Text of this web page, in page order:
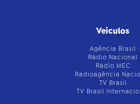
Veículos
Agência Brasil
Rádio Nacional
Rádio MEC
Radioagência
TV Brasil
TV Brasil